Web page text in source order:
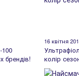
брендів!
16 квітня
колір